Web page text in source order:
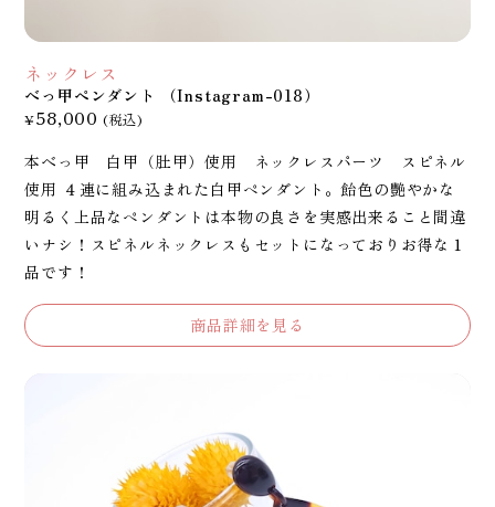
ネックレス
べっ甲ペンダント （Instagram-018）
¥58,000 (税込)
本べっ甲 白甲（肚甲）使用 ネックレスパーツ スピネル
使用 ４連に組み込まれた白甲ペンダント。飴色の艷やかな
明るく上品なペンダントは本物の良さを実感出来ること間違
いナシ！スピネルネックレスもセットになっておりお得な１
品です！
商品詳細を見る